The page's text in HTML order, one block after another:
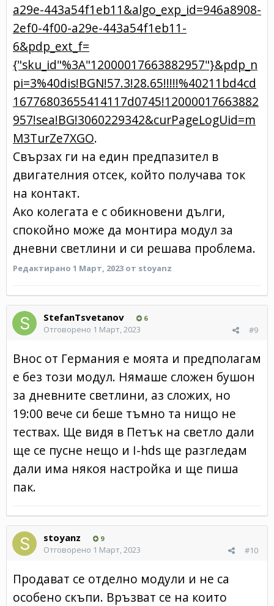
a29e-443a54f1eb11&algo_exp_id=946a8908-
2ef0-4f00-a29e-443a54f1eb11-
6&pdp_ext_f=
{"sku_id"%3A"12000017663882957"}&pdp_n
pi=3%40dis!BGN!57.3!28.65!!!!!%40211bd4cd
16776803655414117d0745!12000017663882
957!sea!BG!3060229342&curPageLogUid=m
M3TurZe7XGO.
Свързах ги на един предпазител в
двигателния отсек, който получава ток
на контакт.
Ако колегата е с обикновени дълги,
спокойно може да монтира модул за
дневни светлини и си решава проблема.
Редактирано 1 Март, 2023 от stoyanz
StefanTsvetanov 6
#9
Отговорено 1 Март, 2023
Внос от Германия е моята и предполагам
е без този модул. Нямаше сложен бушон
за дневните светлини, аз сложих, но
19:00 вече си беше тъмно та нищо не
тествах. Ще видя в Петък на светло дали
ще се пусне нещо и I-hds ще разгледам
дали има някоя настройка и ще пиша
пак.
stoyanz 9
#10
Отговорено 1 Март, 2023
Продават се отделно модули и не са
особено скъпи. Връзват се на които